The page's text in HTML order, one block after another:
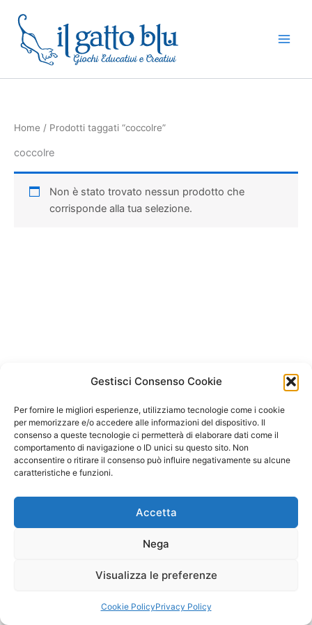
Gestisci Consenso Cookie
Per fornire le migliori esperienze, utilizziamo tecnologie come i cookie
per memorizzare e/o accedere alle informazioni del dispositivo. Il
consenso a queste tecnologie ci permetterà di elaborare dati come il
comportamento di navigazione o ID unici su questo sito. Non
acconsentire o ritirare il consenso può influire negativamente su alcune
caratteristiche e funzioni.
Accetta
Nega
Visualizza le preferenze
Cookie PolicyPrivacy Policy
contenuto
Home / Prodotti taggati “coccolre”
coccolre
Non è stato trovato nessun prodotto che
corrisponde alla tua selezione.
Copyright © 2026 Il Gatto Blu Giochi educativi Montessori e